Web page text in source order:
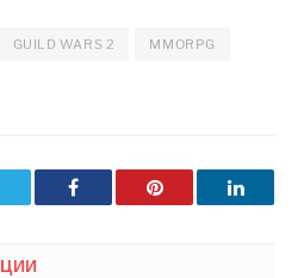
GUILD WARS 2 MMORPG
Facebook Pinterest